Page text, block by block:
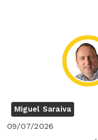
Miguel Saraiva
09/07/2026